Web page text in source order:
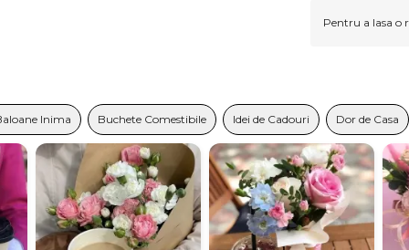
Pentru a lasa o
Inima Buchete Comestibile Idei de Cadouri Dor de Casa